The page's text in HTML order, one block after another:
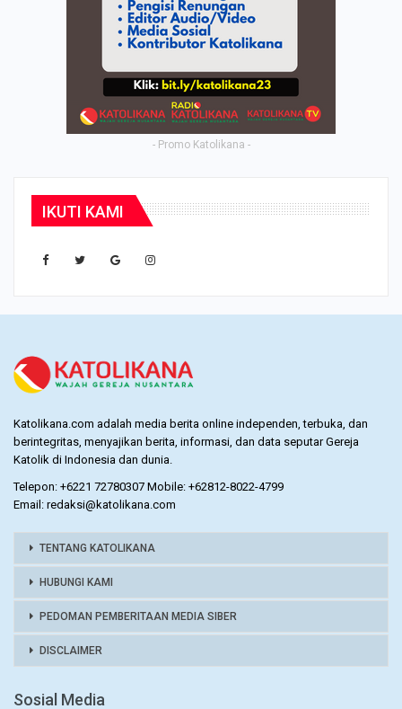
- Promo Katolikana -
IKUTI KAMI
Katolikana.com adalah media berita online independen, terbuka, dan
berintegritas, menyajikan berita, informasi, dan data seputar Gereja
Katolik di Indonesia dan dunia.
Telepon: +6221 72780307 Mobile: +62812-8022-4799
Email: redaksi@katolikana.com
TENTANG KATOLIKANA
HUBUNGI KAMI
PEDOMAN PEMBERITAAN MEDIA SIBER
DISCLAIMER
Sosial Media